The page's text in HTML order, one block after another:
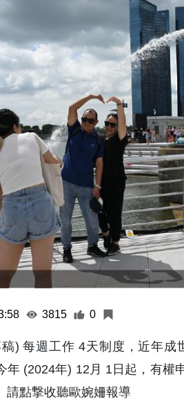
3815 0
) 每週工作 4天制度，近年
年 (2024年) 12月 1日起，有權
請點撃收聽歐婉姍報導